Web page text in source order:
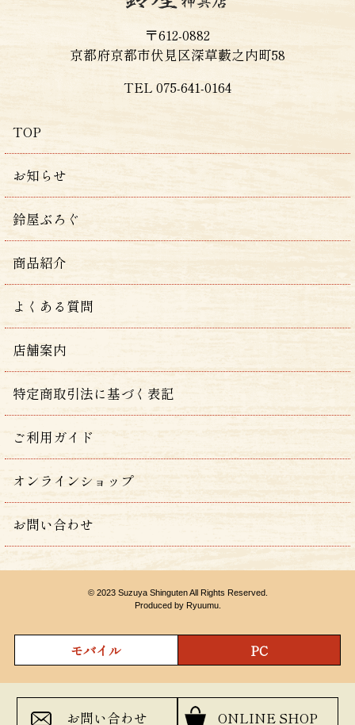
〒612-0882
京都府京都市伏見区深草藪之内町58
TEL 075-641-0164
TOP
お知らせ
鈴屋ぶろぐ
商品紹介
よくある質問
店舗案内
特定商取引法に基づく表記
ご利用ガイド
オンラインショップ
お問い合わせ
お問い合わせ ONLINE SHOP
© 2023 Suzuya Shinguten All Rights Reserved.
Produced by Ryuumu.
モバイル PC